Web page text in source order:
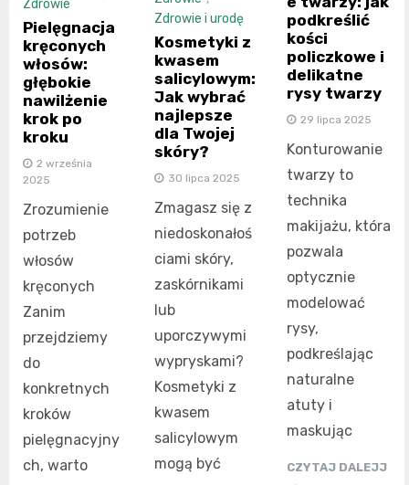
Zdrowie
Pielęgnacja
kręconych
włosów:
głębokie
nawilżenie
krok po
kroku
2 września
2025
Zrozumienie
potrzeb
włosów
kręconych
Zanim
przejdziemy
do
konkretnych
kroków
pielęgnacyjny
ch, warto
Zdrowie i urodę
Kosmetyki z
kwasem
salicylowym:
Jak wybrać
najlepsze
dla Twojej
skóry?
30 lipca 2025
Zmagasz się z
niedoskonałoś
ciami skóry,
zaskórnikami
lub
uporczywymi
wypryskami?
Kosmetyki z
kwasem
salicylowym
mogą być
podkreślić
kości
policzkowe i
delikatne
rysy twarzy
29 lipca 2025
Konturowanie
twarzy to
technika
makijażu, która
pozwala
optycznie
modelować
rysy,
podkreślając
naturalne
atuty i
maskując
CZYTAJ DALEJJ